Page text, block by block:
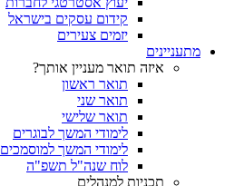
קידום עסקים בישראל
יזמים צעירים
מתעניינים
איזה תואר מעניין אותך?
תואר ראשון
תואר שני
תואר שלישי
לימודי המשך לבוגרים
לימודי המשך למוסמכים
לוח שנה"ל תשפ"ה
תכניות למנהלים